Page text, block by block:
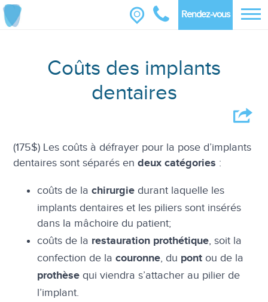
Rendez-vous
Coûts des implants
dentaires
(175$) Les coûts à défrayer pour la pose d’implants
dentaires sont séparés endeux catégories :
coûts de lachirurgie durant laquelle les
implants dentaires et les piliers sont insérés
dans la mâchoire du patient;
coûts de la restauration prothétique, soit la
confection de la couronne, du pont ou de la
prothèse qui viendra s’attacher au pilier de
l’implant.